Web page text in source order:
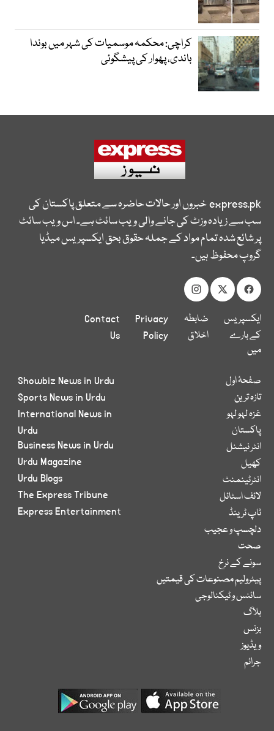
کراچی: محکمہ موسمیات کی شہر میں بوندا
باندی، پھوار کی پیشگوئی
express.pkخبروں اور حالات حاضرہ سے متعلق پاکستان کی
سب سے زیادہ وزٹ کی جانے والی ویب سائٹ ہے۔ اس ویب سائٹ
پر شائع شدہ تمام مواد کے جملہ حقوق بحق ایکسپریس میڈیا
گروپ محفوظ ہیں۔
ایکسپریس
کے بارے
میں
ضابطہ
اخلاق
Privacy
Policy
Contact
Us
صفحۂ اول
تازہ ترین
غزہ لہو لہو
پاکستان
انٹر نیشنل
کھیل
انٹرٹینمنٹ
لائف اسٹائل
ٹاپ ٹرینڈ
دلچسپ و عجیب
صحت
سونے کے نرخ
پیٹرولیم مصنوعات کی قیمتیں
سائنس و ٹیکنالوجی
بلاگ
بزنس
ویڈیوز
جرائم
Showbiz News in Urdu
Sports News in Urdu
International News in
Urdu
Business News in Urdu
Urdu Magazine
Urdu Blogs
The Express Tribune
Express Entertainment